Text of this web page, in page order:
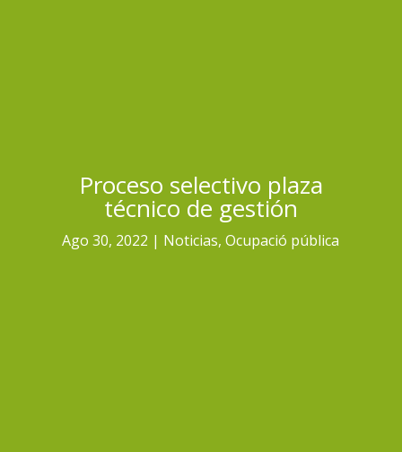
Proceso selectivo plaza
técnico de gestión
Ago 30, 2022 Noticias,Ocupació pública